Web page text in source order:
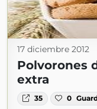
17 diciembre 2012
Polvorones
extra
35 0